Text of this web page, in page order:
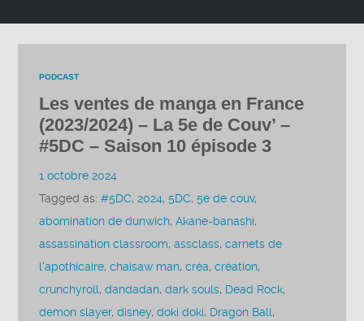
PODCAST
Les ventes de manga en France
(2023/2024) – La 5e de Couv’ –
#5DC – Saison 10 épisode 3
1 octobre 2024
Tagged as:#5DC,2024,5DC,5e de couv,
abomination de dunwich,Akane-banashi,
assassination classroom,assclass,carnets de
l'apothicaire,chaisaw man,créa,création,
crunchyroll,dandadan,dark souls, Dead Rock,
demon slayer,disney,doki doki, Dragon Ball,